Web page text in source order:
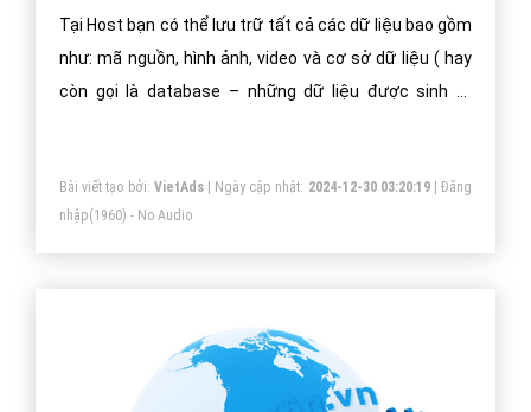
Tại Host bạn có thể lưu trữ tất cả các dữ liệu bao gồm
như: mã nguồn, hình ảnh, video và cơ sở dữ liệu ( hay
còn gọi là database – những dữ liệu được sinh ra
Bài viết tạo bởi: VietAds| Ngày cập nhật: 2024-12-30 03:20:19|Đăng
nhập(1960) - No Audio